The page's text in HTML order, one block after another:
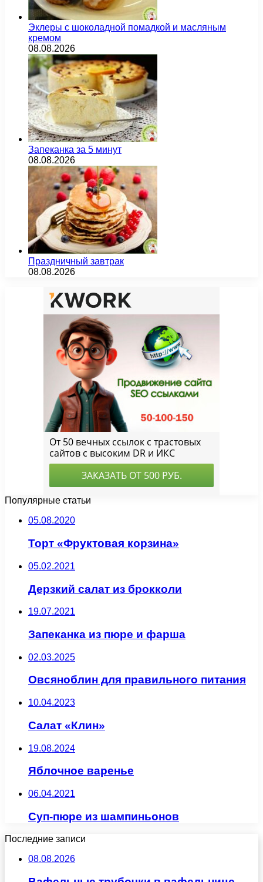
Эклеры с шоколадной помадкой и масляным
кремом
08.08.2026
Запеканка за 5 минут
08.08.2026
Праздничный завтрак
08.08.2026
Популярные статьи
05.08.2020
Торт «Фруктовая корзина»
05.02.2021
Дерзкий салат из брокколи
19.07.2021
Запеканка из пюре и фарша
02.03.2025
Овсяноблин для правильного питания
10.04.2023
Салат «Клин»
19.08.2024
Яблочное варенье
06.04.2021
Суп-пюре из шампиньонов
Последние записи
08.08.2026